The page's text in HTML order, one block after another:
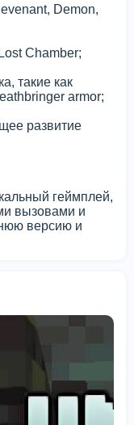
Demon,
Chamber;
такие как
armor;
развитие
геймплей,
вызовами и
версию и